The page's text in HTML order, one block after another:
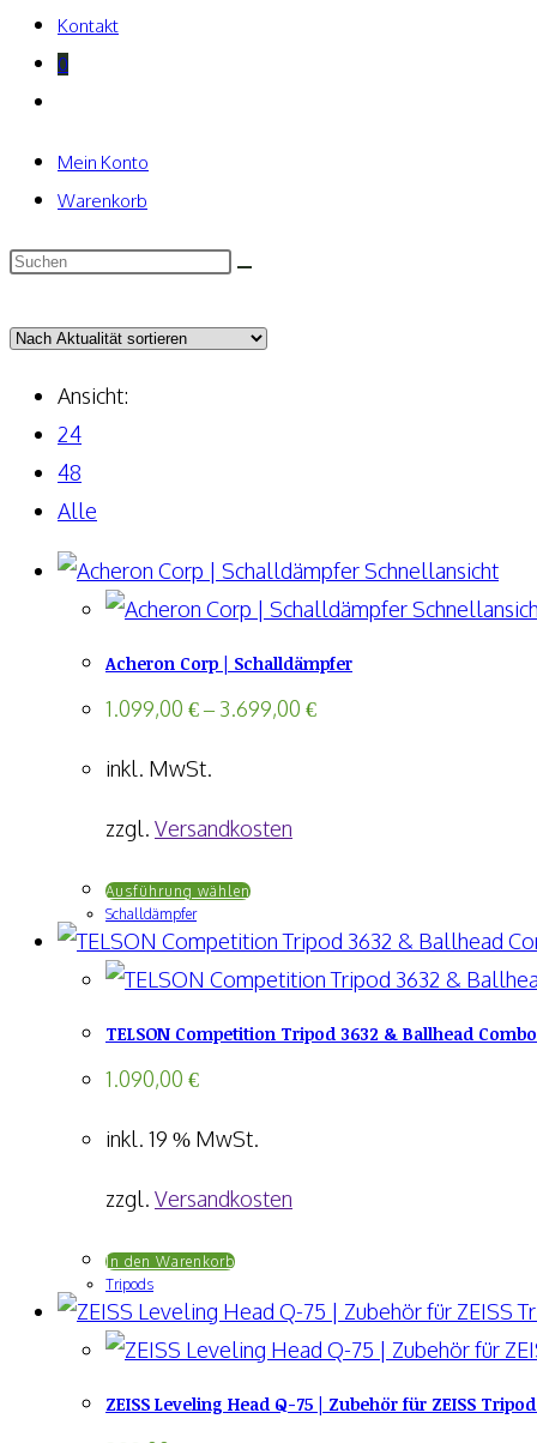
Kontakt
0
umschalten
Mein Konto
Warenkorb
Ansicht:
24
48
Alle
Schnellansicht
Acheron Corp | Schalldämpfer
1.099,00 €–3.699,00 €
inkl. MwSt.
zzgl. Versandkosten
Ausführung wählenDieses
mehrere
Varianten
Optionen
können
Produktseite
gewählt
Schalldämpfer
TELSON Competition Tripod 3632 & Ballhead Combo
1.090,00 €
inkl. 19 % MwSt.
zzgl. Versandkosten
In den Warenkorb
Tripods
ZEISS Leveling Head Q-75 | Zubehör für ZEISS